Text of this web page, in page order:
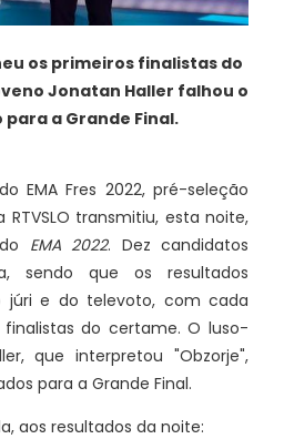
os primeiros finalistas do
Jonatan Haller falhou o
a Grande Final.
EMA Fres 2022, pré-seleção
transmitiu, esta noite,
EMA 2022. Dez candidatos
sendo que os resultados
júri e do televoto, com cada
do certame. O luso-
que interpretou "Obzorje",
para a Grande Final.
aos resultados da noite: